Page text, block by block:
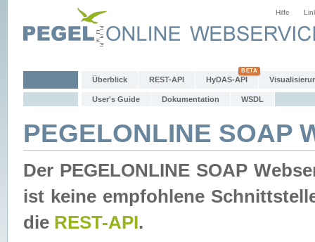
Hilfe
Überblick REST-API HyDAS-API
User's Guide Dokumentation WSDL
PEGELONLINE SOAP
Der PEGELONLINE SOAP
ist keine empfohlene
die REST-API.